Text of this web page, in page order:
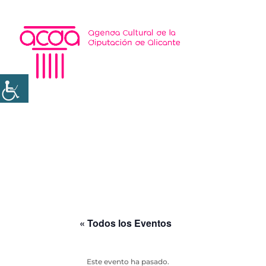
« Todos los Eventos
Este evento ha pasado.